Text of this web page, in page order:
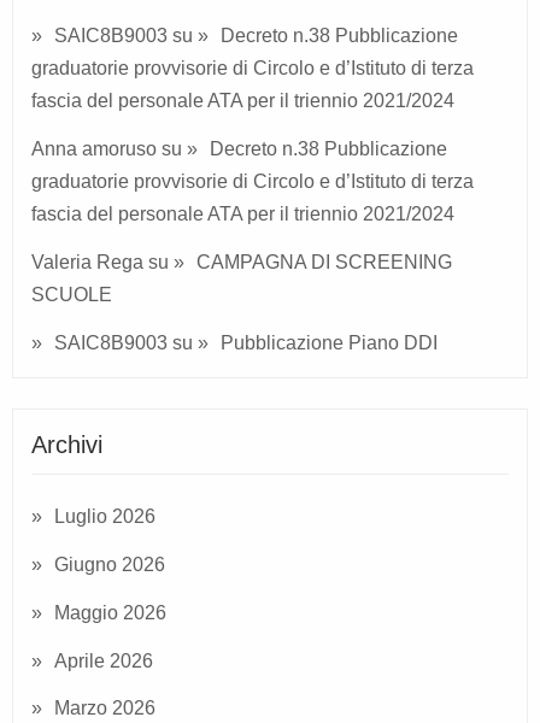
SAIC8B9003 su
Decreto n.38 Pubblicazione
graduatorie provvisorie di Circolo e d’Istituto di terza
fascia del personale ATA per il triennio 2021/2024
Anna amoruso su
Decreto n.38 Pubblicazione
graduatorie provvisorie di Circolo e d’Istituto di terza
fascia del personale ATA per il triennio 2021/2024
Valeria Rega su
CAMPAGNA DI SCREENING
SCUOLE
SAIC8B9003 su Pubblicazione Piano DDI
Archivi
Luglio 2026
Giugno 2026
Maggio 2026
Aprile 2026
Marzo 2026